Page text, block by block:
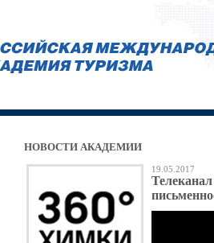
НОВОСТИ АКАДЕМИИ
19.05.2017